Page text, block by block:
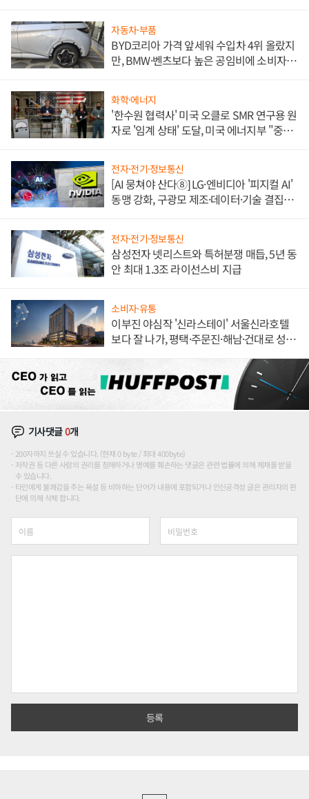
자동차·부품
BYD코리아 가격 앞세워 수입차 4위 올랐지
만, BMW·벤츠보다 높은 공임비에 소비자
화학·에너지
'한수원 협력사' 미국 오클로 SMR 연구용 원
자로 '임계 상태' 도달, 미국 에너지부 "중요
전자·전기·정보통신
[AI 뭉쳐야 산다⑧] LG·엔비디아 '피지컬 AI'
동맹 강화, 구광모 제조·데이터·기술 결집
전자·전기·정보통신
삼성전자 넷리스트와 특허분쟁 매듭, 5년 동
안 최대 1.3조 라이선스비 지급
소비자·유통
이부진 야심작 '신라스테이' 서울신라호텔
보다 잘 나가, 평택·주문진·해남·건대로 성
기사댓글0개
200자까지 쓰실 수 있습니다. (현재 0 byte / 최대 400byte)
저작권 등 다른 사람의 권리를 침해하거나 명예를 훼손하는 댓글은 관련 법률에 의해 제재를 받을
수 있습니다.
타인에게 불쾌감을 주는 욕설 등 비하하는 단어가 내용에 포함되거나 인신공격성 글은 관리자의 판
단에 의해 삭제 합니다.